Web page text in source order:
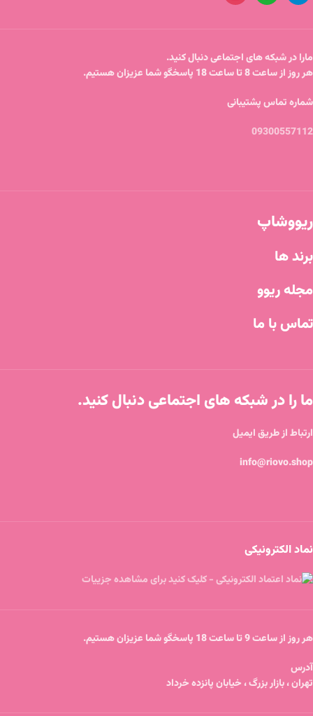
مارا در شبکه های اجتماعی دنبال کنید.
هر روز از ساعت 8 تا ساعت 18 پاسخگو شما عزیزان هستیم.
شماره تماس پشتیبانی
09300557112
ریووشاپ
برند ها
مجله ریوو
تماس با ما
ما را در شبکه های اجتماعی دنبال کنید.
ارتباط از طریق ایمیل
info@riovo.shop
نماد الکترونیکی
هر روز از ساعت 9 تا ساعت 18 پاسخگو شما عزیزان هستیم.
آدرس
تهران ، بازار بزرگ ، خیابان پانزده خرداد